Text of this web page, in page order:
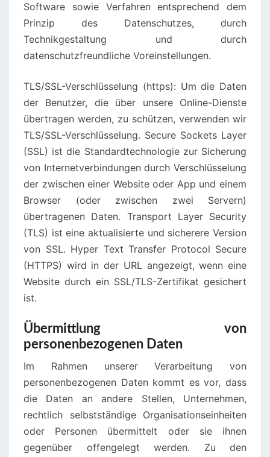
Software sowie Verfahren entsprechend dem
Prinzip des Datenschutzes, durch
Technikgestaltung und durch
datenschutzfreundliche Voreinstellungen.
TLS/SSL-Verschlüsselung (https): Um die Daten
der Benutzer, die über unsere Online-Dienste
übertragen werden, zu schützen, verwenden wir
TLS/SSL-Verschlüsselung. Secure Sockets Layer
(SSL) ist die Standardtechnologie zur Sicherung
von Internetverbindungen durch Verschlüsselung
der zwischen einer Website oder App und einem
Browser (oder zwischen zwei Servern)
übertragenen Daten. Transport Layer Security
(TLS) ist eine aktualisierte und sicherere Version
von SSL. Hyper Text Transfer Protocol Secure
(HTTPS) wird in der URL angezeigt, wenn eine
Website durch ein SSL/TLS-Zertifikat gesichert
ist.
Übermittlung von
personenbezogenen Daten
Im Rahmen unserer Verarbeitung von
personenbezogenen Daten kommt es vor, dass
die Daten an andere Stellen, Unternehmen,
rechtlich selbstständige Organisationseinheiten
oder Personen übermittelt oder sie ihnen
gegenüber offengelegt werden. Zu den